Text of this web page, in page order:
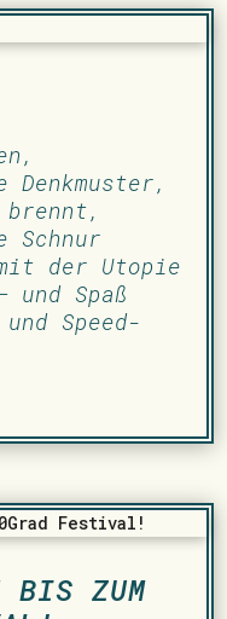
Schnur
der Utopie
Spaß
Speed-
BIS ZUM